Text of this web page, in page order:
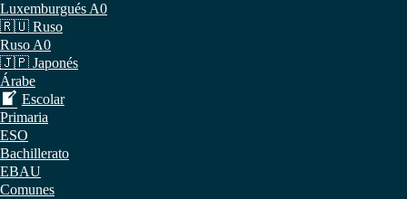
Luxemburgués A0
🇷🇺 Ruso
Ruso A0
🇯🇵 Japonés
Árabe
Escolar
Primaria
ESO
Bachillerato
EBAU
Comunes